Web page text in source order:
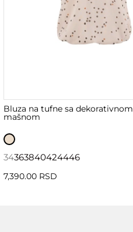
Bluza na tufne sa dekorativnom
mašnom
34363840424446
7,390.00 RSD